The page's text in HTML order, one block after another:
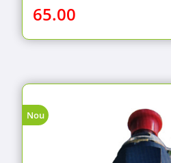
65.00
Nou